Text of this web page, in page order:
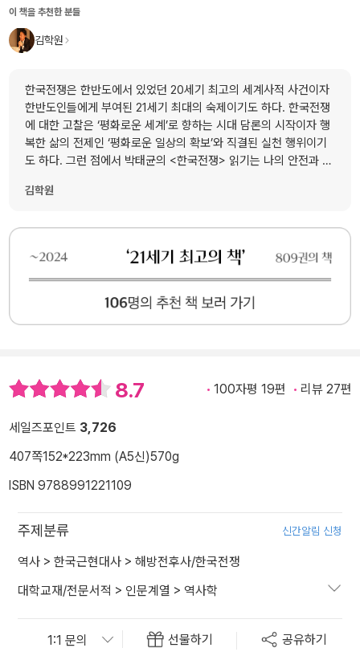
이 책을 추천한 분들
김학원
한국전쟁은 한반도에서 있었던 20세기 최고의 세계사적 사건이자
한반도인들에게 부여된 21세기 최대의 숙제이기도 하다. 한국전쟁
에 대한 고찰은 ‘평화로운 세계’로 향하는 시대 담론의 시작이자 행
복한 삶의 전제인 ‘평화로운 일상의 확보’와 직결된 실천 행위이기
도 하다. 그런 점에서 박태균의 <한국전쟁> 읽기는 나의 안전과 세
도 ‘끝나지 않은 전쟁’ 속에서 살고 있다. 독자들의 응원에 힘입어
부한 저작들이 이어지길 기대한다.
김학원
8.7 100자평 19편 리뷰 27편
세일즈포인트 3,726
407쪽152*223mm (A5신)570g
ISBN 9788991221109
주제분류 신간알림 신청
역사 > 한국근현대사 > 해방전후사/한국전쟁
대학교재/전문서적 > 인문계열 > 역사학
선물하기 공유하기